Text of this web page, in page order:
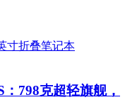
798克超轻旗舰，